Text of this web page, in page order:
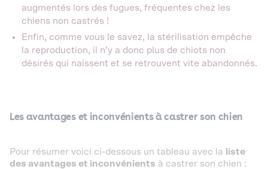
augmentés lors des fugues, fréquentes chez les
chiens non castrés !
Enfin, comme vous le savez, la stérilisation empêche
la reproduction, il n’y a donc plus de chiots non
désirés qui naissent et se retrouvent vite abandonnés.
Les avantages et inconvénients à castrer son chien
Pour résumer voici ci-dessous un tableau avec la
liste
des avantages et inconvénients à castrer son chien :